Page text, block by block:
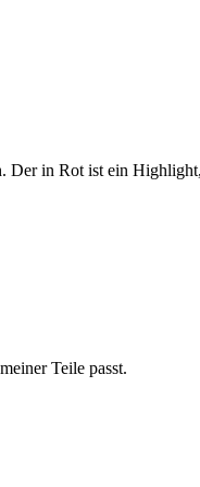
Der in Rot ist ein
Teile passt.